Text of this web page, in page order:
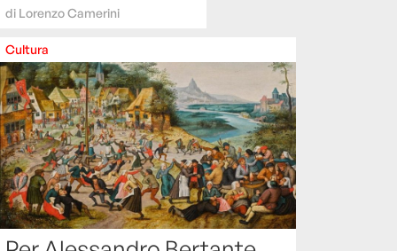
di Lorenzo Camerini
Cultura